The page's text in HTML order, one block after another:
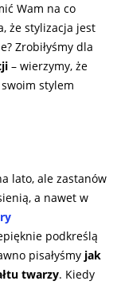
Wam na co
że stylizacja jest
Zrobiłyśmy dla
– wierzymy, że
stylem
lato, ale zastanów
a nawet w
podkreślą
pisałyśmy jak
twarzy. Kiedy